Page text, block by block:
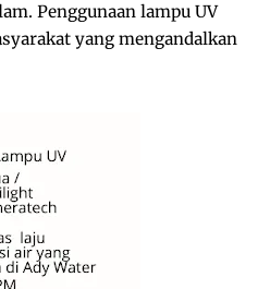
Penggunaan lampu UV
yang mengandalkan